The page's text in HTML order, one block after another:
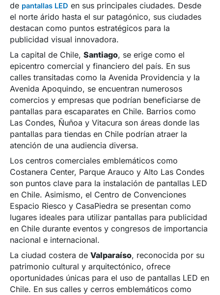
de pantallas LED en sus principales ciudades. Desde
el norte árido hasta el sur patagónico, sus ciudades
destacan como puntos estratégicos para la
publicidad visual innovadora.
La capital de Chile,Santiago, se erige como el
epicentro comercial y financiero del país. En sus
calles transitadas como la Avenida Providencia y la
Avenida Apoquindo, se encuentran numerosos
comercios y empresas que podrían beneficiarse de
pantallas para escaparates en Chile. Barrios como
Las Condes, Ñuñoa y Vitacura son áreas donde las
pantallas para tiendas en Chile podrían atraer la
atención de una audiencia diversa.
Los centros comerciales emblemáticos como
Costanera Center, Parque Arauco y Alto Las Condes
son puntos clave para la instalación de pantallas LED
en Chile. Asimismo, el Centro de Convenciones
Espacio Riesco y CasaPiedra se presentan como
lugares ideales para utilizar pantallas para publicidad
en Chile durante eventos y congresos de importancia
nacional e internacional.
La ciudad costera deValparaíso, reconocida por su
patrimonio cultural y arquitectónico, ofrece
oportunidades únicas para el uso de pantallas LED en
Chile. En sus calles y cerros emblemáticos como